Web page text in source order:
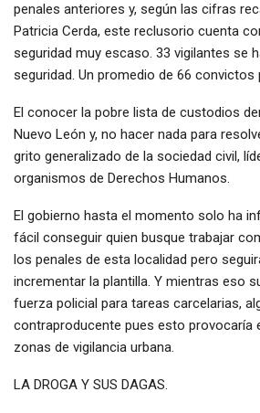
penales anteriores y, según las cifras
Patricia Cerda, este reclusorio cuenta
seguridad muy escaso. 33 vigilantes se
seguridad. Un promedio de 66 convictos
El conocer la pobre lista de custodios
Nuevo León y, no hacer nada para
grito generalizado de la sociedad civil,
organismos de Derechos Humanos.
El gobierno hasta el momento solo ha
fácil conseguir quien busque trabajar
los penales de esta localidad pero
incrementar la plantilla. Y mientras eso
fuerza policial para tareas carcelarias,
contraproducente pues esto provocaría
zonas de vigilancia urbana.
LA DROGA Y SUS DAGAS.